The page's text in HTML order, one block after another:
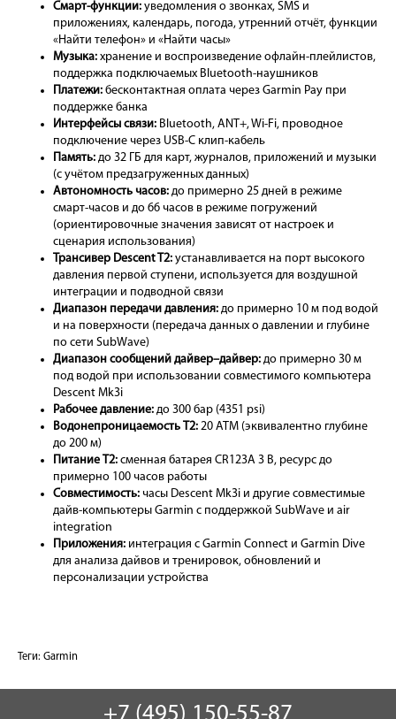
Смарт-функции: уведомления о звонках, SMS и
приложениях, календарь, погода, утренний отчёт, функции
«Найти телефон» и «Найти часы»
Музыка: хранение и воспроизведение офлайн-плейлистов,
поддержка подключаемых Bluetooth-наушников
Платежи: бесконтактная оплата через Garmin Pay при
поддержке банка
Интерфейсы связи: Bluetooth, ANT+, Wi-Fi, проводное
подключение через USB-C клип-кабель
Память: до 32 ГБ для карт, журналов, приложений и музыки
(с учётом предзагруженных данных)
Автономность часов: до примерно 25 дней в режиме
смарт-часов и до 66 часов в режиме погружений
(ориентировочные значения зависят от настроек и
сценария использования)
Трансивер Descent T2: устанавливается на порт высокого
давления первой ступени, используется для воздушной
интеграции и подводной связи
Диапазон передачи давления: до примерно 10 м под водой
и на поверхности (передача данных о давлении и глубине
по сети SubWave)
Диапазон сообщений дайвер–дайвер: до примерно 30 м
под водой при использовании совместимого компьютера
Descent Mk3i
Рабочее давление: до 300 бар (4351 psi)
Водонепроницаемость T2: 20 ATM (эквивалентно глубине
до 200 м)
Питание T2: сменная батарея CR123A 3 В, ресурс до
примерно 100 часов работы
Совместимость: часы Descent Mk3i и другие совместимые
дайв-компьютеры Garmin с поддержкой SubWave и air
integration
Приложения: интеграция с Garmin Connect и Garmin Dive
для анализа дайвов и тренировок, обновлений и
персонализации устройства
Теги: Garmin